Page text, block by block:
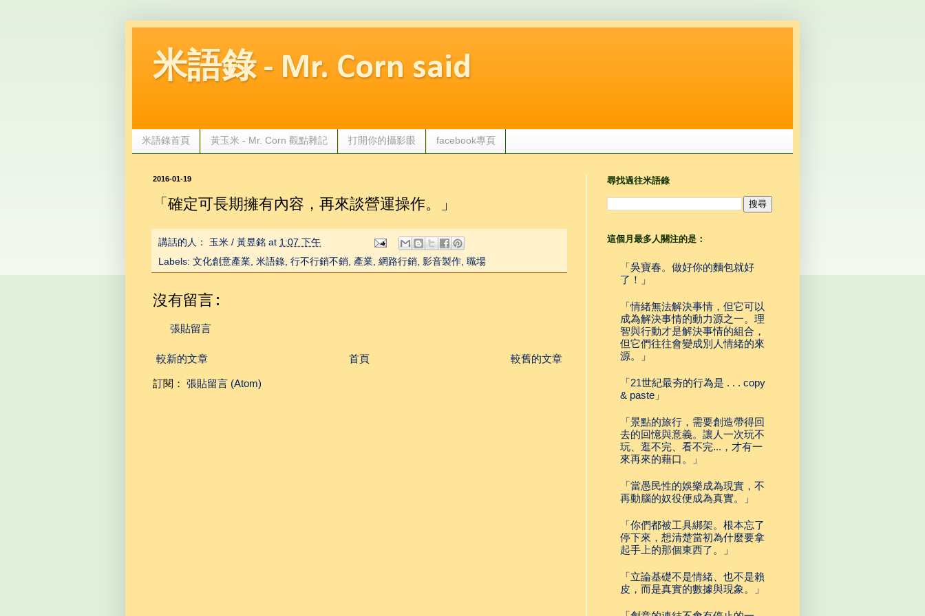
米語錄 - Mr. Corn said
米語錄首頁 黃玉米 - Mr. Corn 觀點雜記 打開你的攝影眼 facebook專頁
2016-01-19
「確定可長期擁有內容，再來談營運操作。」
講話的人： 玉米 / 黃昱銘 at 1:07 下午
Labels: 文化創意產業, 米語錄, 行不行銷不銷, 產業, 網路行銷, 影音製作, 職場
沒有留言:
張貼留言
較新的文章 較舊的文章
首頁
訂閱： 張貼留言 (Atom)
尋找過往米語錄
這個月最多人關注的是：
「吳寶春。做好你的麵包就好
了！」
「情緒無法解決事情，但它可以
成為解決事情的動力源之一。理
智與行動才是解決事情的組合，
但它們往往會變成別人情緒的來
源。」
「21世紀最夯的行為是 . . . copy
& paste」
「景點的旅行，需要創造帶得回
去的回憶與意義。讓人一次玩不
玩、逛不完、看不完...，才有一
來再來的藉口。」
「當愚民性的娛樂成為現實，不
再動腦的奴役便成為真實。」
「你們都被工具綁架。根本忘了
停下來，想清楚當初為什麼要拿
起手上的那個東西了。」
「立論基礎不是情緒、也不是賴
皮，而是真實的數據與現象。」